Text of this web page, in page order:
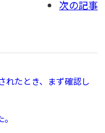
次の記事
れたとき、まず確認し